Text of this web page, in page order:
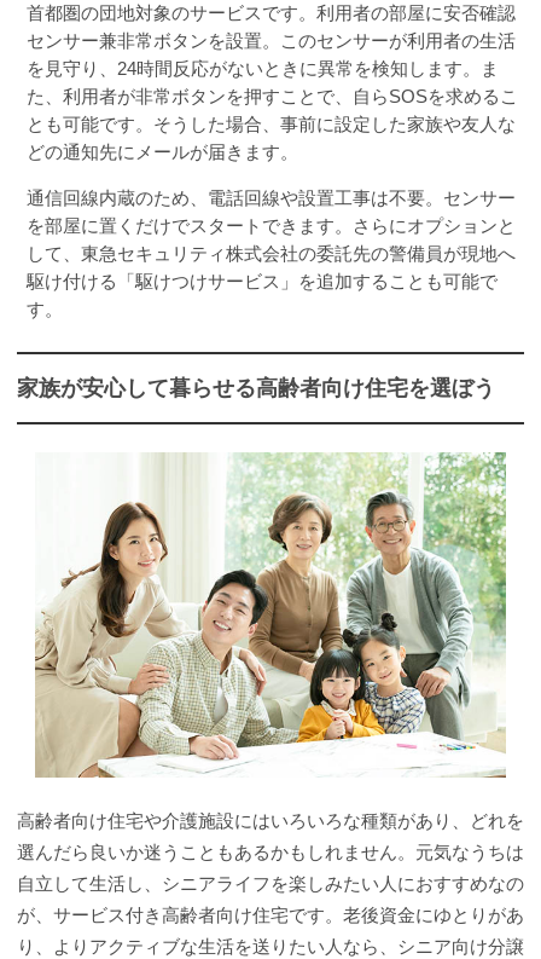
首都圏の団地対象のサービスです。利用者の部屋に安否確認
センサー兼非常ボタンを設置。このセンサーが利用者の生活
を見守り、24時間反応がないときに異常を検知します。ま
た、利用者が非常ボタンを押すことで、自らSOSを求めるこ
とも可能です。そうした場合、事前に設定した家族や友人な
どの通知先にメールが届きます。
通信回線内蔵のため、電話回線や設置工事は不要。センサー
を部屋に置くだけでスタートできます。さらにオプションと
して、東急セキュリティ株式会社の委託先の警備員が現地へ
駆け付ける「駆けつけサービス」を追加することも可能で
す。
家族が安心して暮らせる高齢者向け住宅を選ぼう
高齢者向け住宅や介護施設にはいろいろな種類があり、どれを
選んだら良いか迷うこともあるかもしれません。元気なうちは
自立して生活し、シニアライフを楽しみたい人におすすめなの
が、サービス付き高齢者向け住宅です。老後資金にゆとりがあ
り、よりアクティブな生活を送りたい人なら、シニア向け分譲